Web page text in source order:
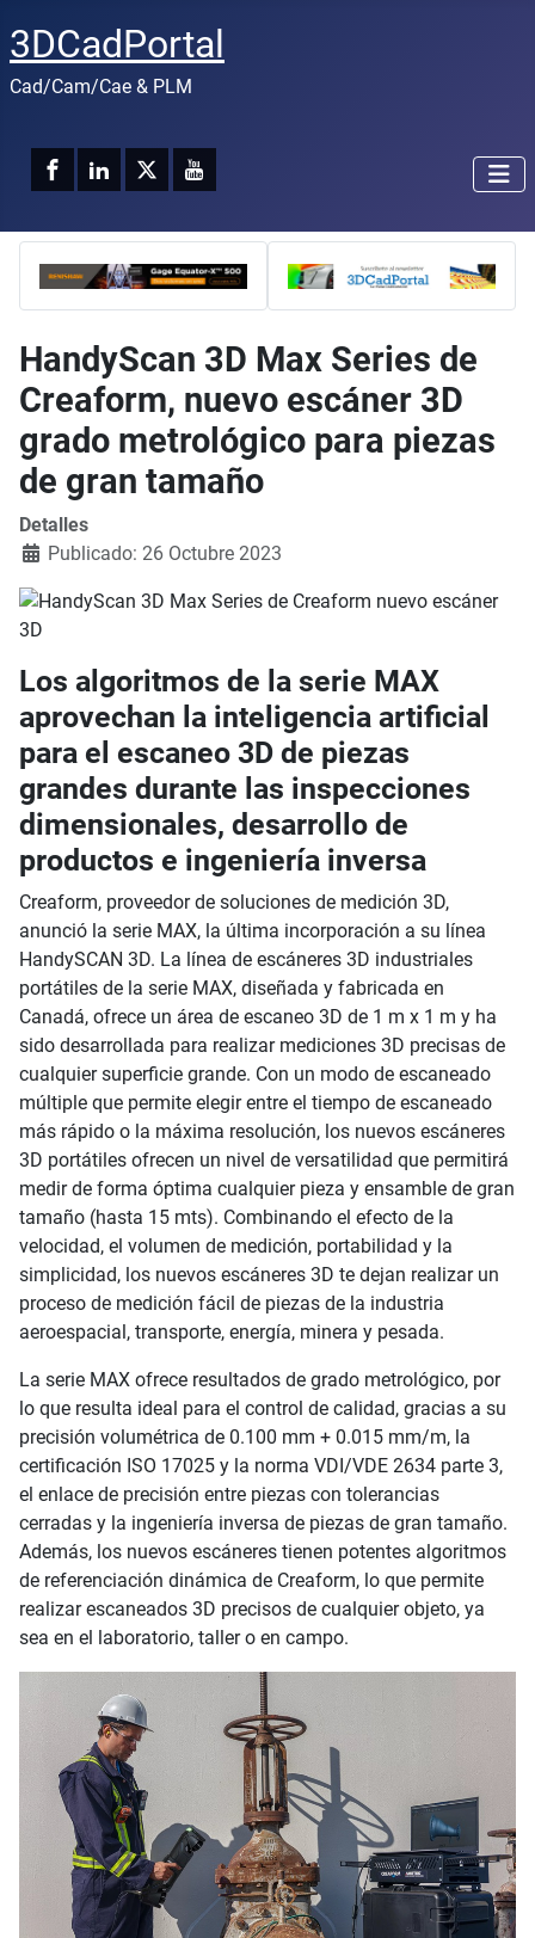
3DCadPortal
Cad/Cam/Cae & PLM
HandyScan 3D Max Series de
Creaform, nuevo escáner 3D
grado metrológico para piezas
de gran tamaño
Detalles
Publicado: 26 Octubre 2023
Los algoritmos de la serie MAX
aprovechan la inteligencia artificial
para el escaneo 3D de piezas
grandes durante las inspecciones
dimensionales, desarrollo de
productos e ingeniería inversa
Creaform, proveedor de soluciones de medición 3D,
anunció la serie MAX, la última incorporación a su línea
HandySCAN 3D. La línea de escáneres 3D industriales
portátiles de la serie MAX, diseñada y fabricada en
Canadá, ofrece un área de escaneo 3D de 1 m x 1 m y ha
sido desarrollada para realizar mediciones 3D precisas de
cualquier superficie grande. Con un modo de escaneado
múltiple que permite elegir entre el tiempo de escaneado
más rápido o la máxima resolución, los nuevos escáneres
3D portátiles ofrecen un nivel de versatilidad que permitirá
medir de forma óptima cualquier pieza y ensamble de gran
tamaño (hasta 15 mts). Combinando el efecto de la
velocidad, el volumen de medición, portabilidad y la
simplicidad, los nuevos escáneres 3D te dejan realizar un
proceso de medición fácil de piezas de la industria
aeroespacial, transporte, energía, minera y pesada.
La serie MAX ofrece resultados de grado metrológico, por
lo que resulta ideal para el control de calidad, gracias a su
precisión volumétrica de 0.100 mm + 0.015 mm/m, la
certificación ISO 17025 y la norma VDI/VDE 2634 parte 3,
el enlace de precisión entre piezas con tolerancias
cerradas y la ingeniería inversa de piezas de gran tamaño.
Además, los nuevos escáneres tienen potentes algoritmos
de referenciación dinámica de Creaform, lo que permite
realizar escaneados 3D precisos de cualquier objeto, ya
sea en el laboratorio, taller o en campo.